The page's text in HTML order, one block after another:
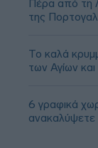
Πέρα από τη
της
Το καλά
των Αγίων
6 γραφικά
ανακαλύψετε